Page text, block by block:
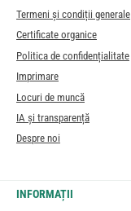
Termeni și condiții generale
Certificate organice
Politica de confidențialitate
Imprimare
Locuri de muncă
IA și transparență
Despre noi
INFORMAȚII